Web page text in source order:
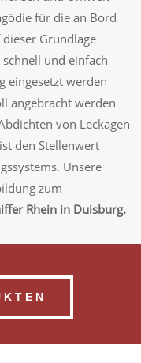
für die an Bord
Grundlage
und einfach
eingesetzt werden
angebracht werden
von Leckagen
den Stellenwert
Unsere
zum
Rhein in Duisburg.